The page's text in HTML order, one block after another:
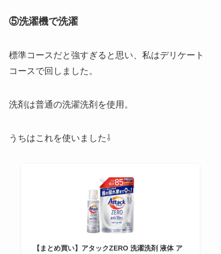
⑤洗濯機で洗濯
標準コースだと強すぎると思い、私はデリケート
コースで回しました。
洗剤は普通の洗濯洗剤を使用。
うちはこれを使いました⇩
【まとめ買い】アタックZERO 洗濯洗剤 液体 ア